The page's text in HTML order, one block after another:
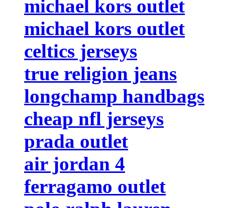
michael kors outlet
michael kors outlet
celtics jerseys
true religion jeans
longchamp handbags
cheap nfl jerseys
prada outlet
air jordan 4
ferragamo outlet